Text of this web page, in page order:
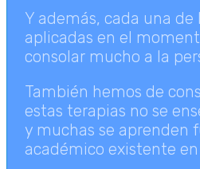
Y además, cada una de
aplicadas en el
consolar mucho a la
También hemos de
estas terapias no se
y muchas se aprenden
académico existente en